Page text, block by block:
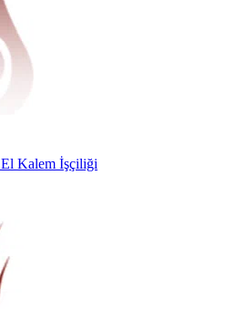
Kalem İşçiliği